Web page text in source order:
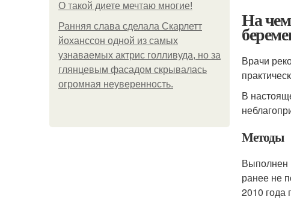
О такой диете мечтаю многие!
Ранняя слава сделала Скарлетт
йоханссон одной из самых
узнаваемых актрис голливуда, но за
глянцевым фасадом скрывалась
огромная неуверенность.
На
Врачи
В
Методы
Выполнен
ранее не
2010 года